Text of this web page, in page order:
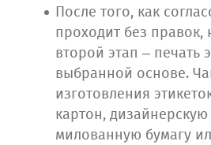
После того, как
проходит без правок,
второй этап – печать
выбранной основе.
изготовления
картон, дизайнерскую
милованную бумагу